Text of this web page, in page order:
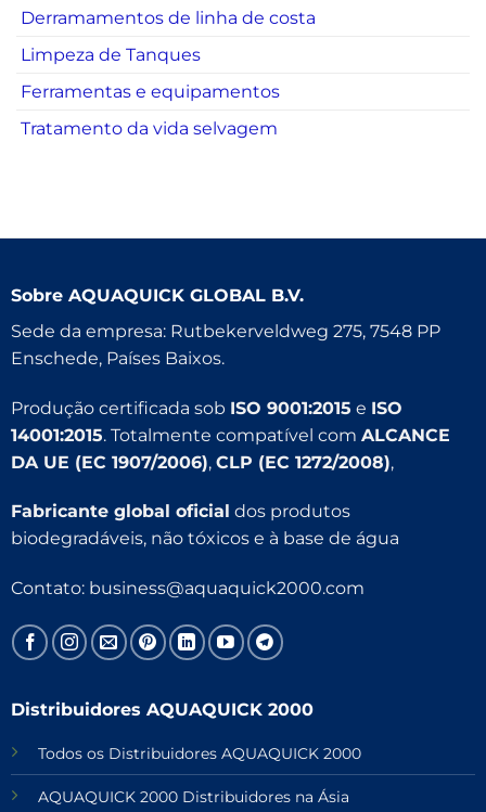
Derramamentos de linha de costa
Limpeza de Tanques
Ferramentas e equipamentos
Tratamento da vida selvagem
Sobre AQUAQUICK GLOBAL B.V.
Sede da empresa: Rutbekerveldweg 275, 7548 PP
Enschede, Países Baixos.
Produção certificada sob ISO 9001:2015 e ISO
14001:2015. Totalmente compatível com ALCANCE
DA UE (EC 1907/2006), CLP (EC 1272/2008),
Fabricante global oficial dos produtos
biodegradáveis, não tóxicos e à base de água
Contato: business@aquaquick2000.com
Distribuidores AQUAQUICK 2000
Todos os Distribuidores AQUAQUICK 2000
AQUAQUICK 2000 Distribuidores na Ásia